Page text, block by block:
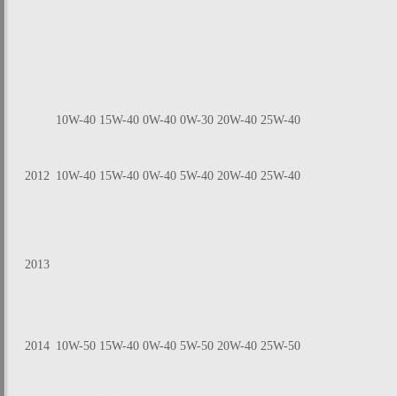
10W-40 15W-40 0W-40 0W-30 20W-40 25W-40
2012 10W-40 15W-40 0W-40 5W-40 20W-40 25W-40
2013
2014 10W-50 15W-40 0W-40 5W-50 20W-40 25W-50